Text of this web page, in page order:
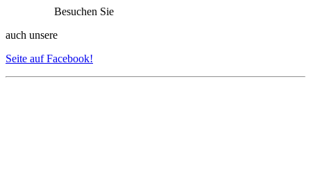
Besuchen Sie
auch unsere
Seite auf Facebook!